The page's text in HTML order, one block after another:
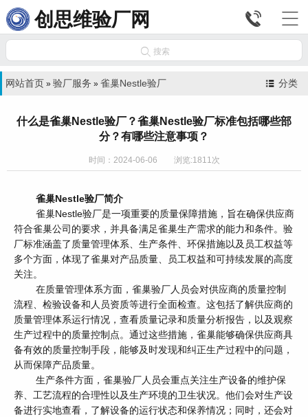
创思维验厂网 

 搜索
分类
网站首页 » 验厂服务 » 雀巢Nestle验厂
什么是雀巢Nestle验厂？雀巢Nestle验厂标准包括哪些部
分？有哪些注意事项？
时间：2024-06-06 浏览:1811次
雀巢Nestle验厂简介
雀巢Nestle验厂是一项重要的质量保障措施，旨在确保供应商
符合雀巢公司的要求，并具备满足雀巢生产需求的能力和条件。验
厂标准涵盖了质量管理体系、生产条件、环保措施以及员工权益等
多个方面，体现了雀巢对产品质量、员工权益和可持续发展的高度
关注。
在质量管理体系方面，雀巢验厂人员会对供应商的质量控制
流程、检验设备和人员资质等进行全面检查。这包括了解供应商的
质量管理体系运行情况，查看质量记录和质量分析报告，以及观察
生产过程中的质量控制点。通过这些措施，雀巢能够确保供应商具
备有效的质量控制手段，能够及时发现和纠正生产过程中的问题，
从而保障产品质量。
生产条件方面，雀巢验厂人员会重点关注生产设备的维护保
养、工艺流程的合理性以及生产环境的卫生状况。他们会对生产设
备进行实地查看，了解设备的运行状态和保养情况；同时，还会对